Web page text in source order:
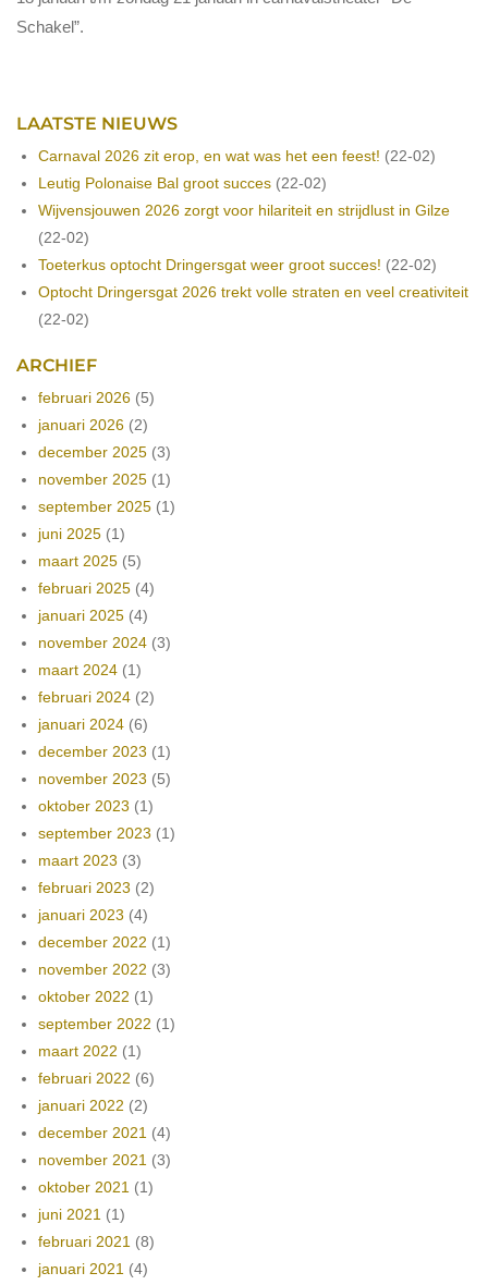
Schakel”.
LAATSTE NIEUWS
Carnaval 2026 zit erop, en wat was het een feest! (22-02)
Leutig Polonaise Bal groot succes (22-02)
Wijvensjouwen 2026 zorgt voor hilariteit en strijdlust in Gilze
(22-02)
Toeterkus optocht Dringersgat weer groot succes! (22-02)
Optocht Dringersgat 2026 trekt volle straten en veel creativiteit
(22-02)
ARCHIEF
februari 2026 (5)
januari 2026 (2)
december 2025 (3)
november 2025 (1)
september 2025 (1)
juni 2025 (1)
maart 2025 (5)
februari 2025 (4)
januari 2025 (4)
november 2024 (3)
maart 2024 (1)
februari 2024 (2)
januari 2024 (6)
december 2023 (1)
november 2023 (5)
oktober 2023 (1)
september 2023 (1)
maart 2023 (3)
februari 2023 (2)
januari 2023 (4)
december 2022 (1)
november 2022 (3)
oktober 2022 (1)
september 2022 (1)
maart 2022 (1)
februari 2022 (6)
januari 2022 (2)
december 2021 (4)
november 2021 (3)
oktober 2021 (1)
juni 2021 (1)
februari 2021 (8)
januari 2021 (4)